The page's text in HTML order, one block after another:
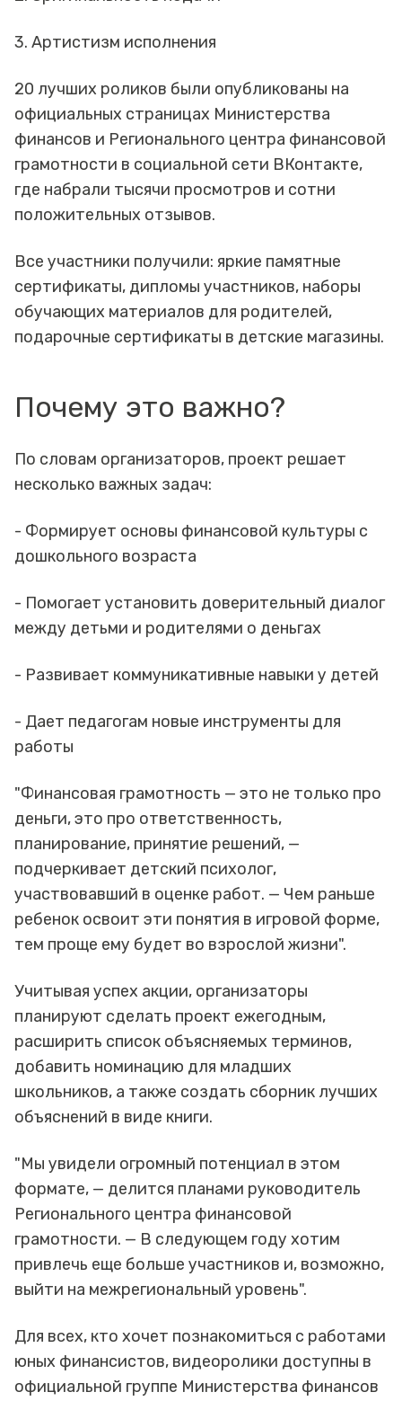
3. Артистизм исполнения
20 лучших роликов были опубликованы на
официальных страницах Министерства
финансов и Регионального центра финансовой
грамотности в социальной сети ВКонтакте,
где набрали тысячи просмотров и сотни
положительных отзывов.
Все участники получили: яркие памятные
сертификаты, дипломы участников, наборы
обучающих материалов для родителей,
подарочные сертификаты в детские магазины.
Почему это важно?
По словам организаторов, проект решает
несколько важных задач:
- Формирует основы финансовой культуры с
дошкольного возраста
- Помогает установить доверительный диалог
между детьми и родителями о деньгах
- Развивает коммуникативные навыки у детей
- Дает педагогам новые инструменты для
работы
"Финансовая грамотность — это не только про
деньги, это про ответственность,
планирование, принятие решений, —
подчеркивает детский психолог,
участвовавший в оценке работ. — Чем раньше
ребенок освоит эти понятия в игровой форме,
тем проще ему будет во взрослой жизни".
Учитывая успех акции, организаторы
планируют сделать проект ежегодным,
расширить список объясняемых терминов,
добавить номинацию для младших
школьников, а также создать сборник лучших
объяснений в виде книги.
"Мы увидели огромный потенциал в этом
формате, — делится планами руководитель
Регионального центра финансовой
грамотности. — В следующем году хотим
привлечь еще больше участников и, возможно,
выйти на межрегиональный уровень".
Для всех, кто хочет познакомиться с работами
юных финансистов, видеоролики доступны в
официальной группе Министерства финансов